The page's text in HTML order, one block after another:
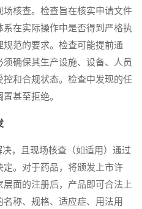
核查。检查旨在核实申请文件
在实际操作中是否得到严格执
范的要求。检查可能提前通
确保其生产设施、设备、人员
和合规状态。检查中发现的任
甚至拒绝。
，且现场核查（如适用）通过
。对于药品，将颁发上市许
面的注册后，产品即可合法上
称、规格、适应症、用法用